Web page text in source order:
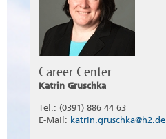
Career Center
Katrin Gruschka
Tel.: (0391) 886 44 63
E-Mail: katrin.gruschka@h2.de